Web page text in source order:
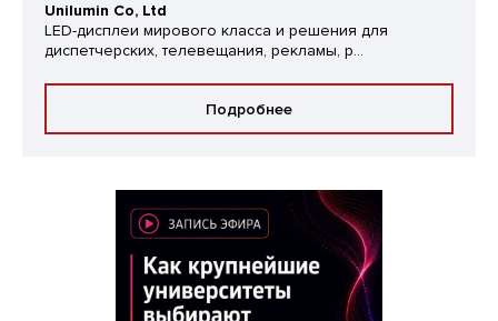
Unilumin Co, Ltd
LED-дисплеи мирового класса и решения для
диспетчерских, телевещания, рекламы, р...
Подробнее